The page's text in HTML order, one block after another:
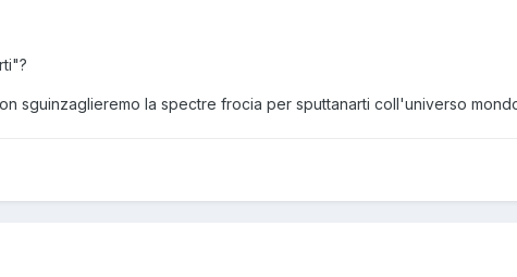
sguinzaglieremo la spectre frocia per sputtanarti coll'universo